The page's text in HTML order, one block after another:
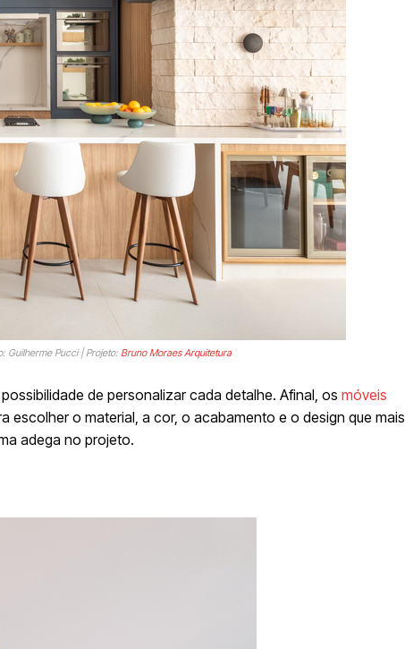
Guilherme Pucci | Projeto: Bruno Moraes Arquitetura
de personalizar cada detalhe. Afinal, os móveis
escolher o material, a cor, o acabamento e o design que mais
adega no projeto.